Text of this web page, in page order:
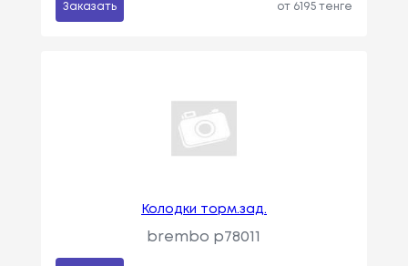
Заказать от 6195 тенге
Колодки торм.зад.
brembo p78011